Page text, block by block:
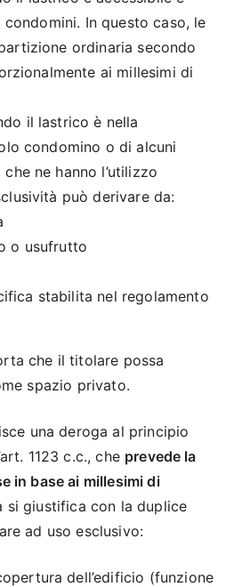
In questo caso, le
ordinaria secondo
ai millesimi di
il lastrico è nella
condomino o di alcuni
ne hanno l’utilizzo
può derivare da:
o usufrutto
stabilita nel regolamento
che il titolare possa
spazio privato.
una deroga al principio
1123 c.c., che prevede la
in base ai millesimi di
si giustifica con la duplice
ad uso esclusivo:
dell’edificio (funzione